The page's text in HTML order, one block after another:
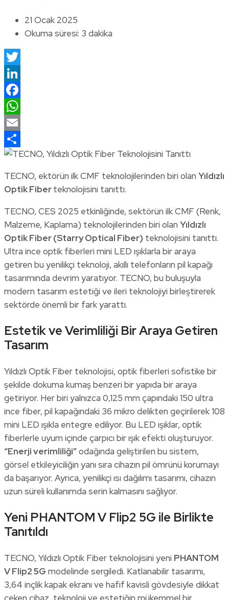
21 Ocak 2025
Okuma süresi: 3 dakika
Twitter
LinkedIn
Facebook
WhatsApp
Email
Share
TECNO, ektörün ilk CMF teknolojilerinden biri olan Yıldızlı
Optik Fiberteknolojisini tanıttı.
TECNO, CES 2025 etkinliğinde, sektörün ilk CMF (Renk,
Malzeme, Kaplama) teknolojilerinden biri olan Yıldızlı
Optik Fiber (Starry Optical Fiber) teknolojisini tanıttı.
Ultra ince optik fiberleri mini LED ışıklarla bir araya
getiren bu yenilikçi teknoloji, akıllı telefonların pil kapağı
tasarımında devrim yaratıyor. TECNO, bu buluşuyla
modern tasarım estetiği ve ileri teknolojiyi birleştirerek
sektörde önemli bir fark yarattı.
Estetik ve Verimliliği Bir Araya Getiren
Tasarım
Yıldızlı Optik Fiber teknolojisi, optik fiberleri sofistike bir
şekilde dokuma kumaş benzeri bir yapıda bir araya
getiriyor. Her biri yalnızca 0,125 mm çapındaki 150 ultra
ince fiber, pil kapağındaki 36 mikro delikten geçirilerek 108
mini LED ışıkla entegre ediliyor. Bu LED ışıklar, optik
fiberlerle uyum içinde çarpıcı bir ışık efekti oluşturuyor.
“Enerji verimliliği”odağında geliştirilen bu sistem,
görsel etkileyiciliğin yanı sıra cihazın pil ömrünü korumayı
da başarıyor. Ayrıca, yenilikçi ısı dağılımı tasarımı, cihazın
uzun süreli kullanımda serin kalmasını sağlıyor.
Yeni PHANTOM V Flip2 5G ile Birlikte
Tanıtıldı
TECNO, Yıldızlı Optik Fiber teknolojisini yeni PHANTOM
V Flip2 5G modelinde sergiledi. Katlanabilir tasarımı,
3,64 inçlik kapak ekranı ve hafif kavisli gövdesiyle dikkat
çeken cihaz, teknoloji ve estetiğin mükemmel bir